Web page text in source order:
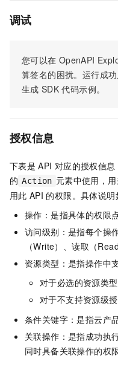
调试
您可以在 OpenAPI
算签名的困扰。运行成
生成 SDK 代码示例。
授权信息
下表是 API 对应的授权信息
的 Action 元素中使用，
用此 API 的权限。具体说明
操作：是指具体的权限点
访问级别：是指每个操
（Write）、读取（
资源类型：是指操作中
对于必选的资源类
对于不支持资源级
条件关键字：是指云产
关联操作：是指成功执
同时具备关联操作的权